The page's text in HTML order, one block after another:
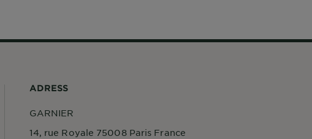
ADRESS
GARNIER
14, rue Royale 75008 Paris France